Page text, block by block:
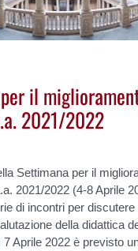
il
2021/2022
Settimana per il
2021/2022 (4-8 Aprile
di incontri per discutere
della didattica
Aprile 2022 è previsto